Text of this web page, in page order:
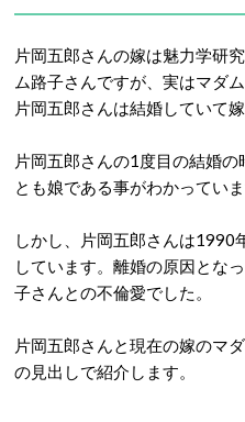
片岡五郎さんの嫁は魅力学研
ム路子さんですが、実はマダ
片岡五郎さんは結婚していて
片岡五郎さんの1度目の結婚
とも娘である事がわかっていま
しかし、片岡五郎さんは1990
しています。離婚の原因とな
子さんとの不倫愛でした。
片岡五郎さんと現在の嫁のマ
の見出しで紹介します。